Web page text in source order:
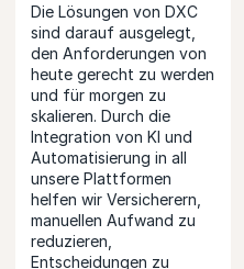
Die Lösungen von DXC
sind darauf ausgelegt,
den Anforderungen von
heute gerecht zu werden
und für morgen zu
skalieren. Durch die
Integration von KI und
Automatisierung in all
unsere Plattformen
helfen wir Versicherern,
manuellen Aufwand zu
reduzieren,
Entscheidungen zu